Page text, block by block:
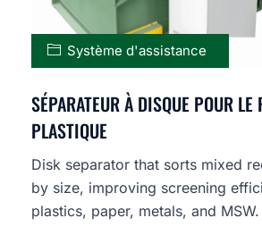
Système d'assistance
SÉPARATEUR À DISQUE POUR LE
PLASTIQUE
Disk separator that sorts mixed
by size, improving screening
plastics, paper, metals, and MSW.